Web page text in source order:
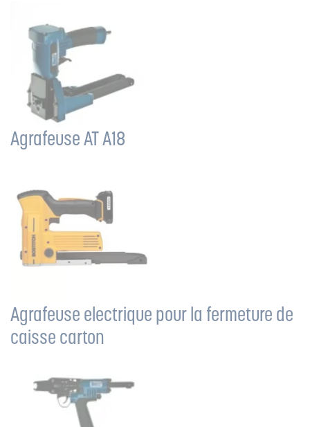
Agrafeuse AT A18
Agrafeuse electrique pour la fermeture de
caisse carton